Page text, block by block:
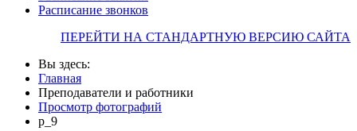
Расписание звонков
ПЕРЕЙТИ НА СТАНДАРТНУЮ ВЕРСИЮ САЙТА
Вы здесь:
Главная
Преподаватели и работники
Просмотр фотографий
p_9